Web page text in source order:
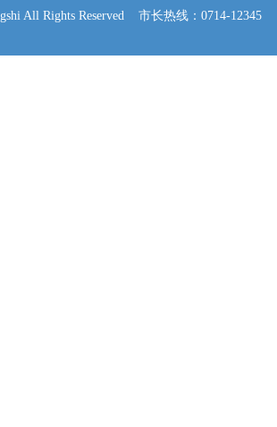
All Rights Reserved 市长热线：0714-12345